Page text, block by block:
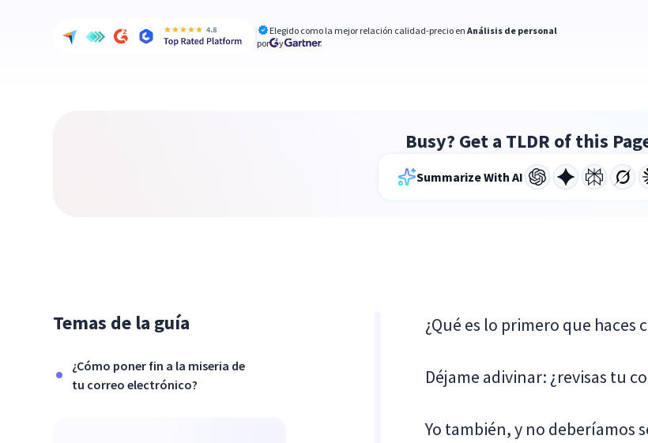
Elegido como la mejor relación calidad-precio enAnálisis de personal
por
y
Busy? Get a TLDR of this
Summarize With AI
Temas de la guía
¿Cómo poner fin a la miseria de
tu correo electrónico?
¿Qué es lo primero que
Déjame adivinar: ¿revisas tu
Yo también, y no deberíamos